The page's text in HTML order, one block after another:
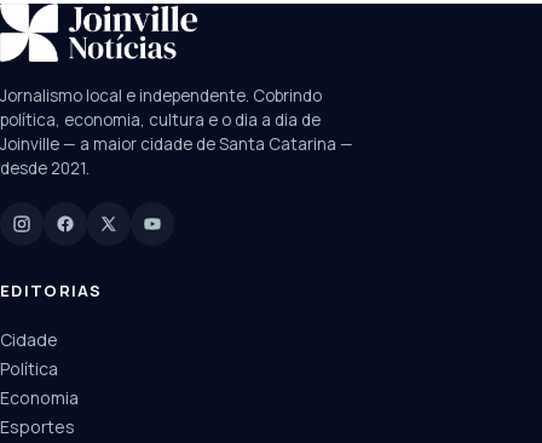
SUGESTÕES: JEC
Câmara
UPA Sul
Manchetes, colunistas e editorias do JN
Jornalismo local e independente. Cobrindo
política, economia, cultura e o dia a dia de
Joinville — a maior cidade de Santa Catarina —
desde 2021.
EDITORIAS
Cidade
Política
Economia
Esportes